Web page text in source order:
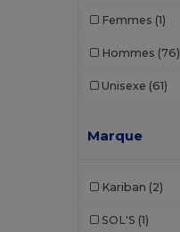
Femmes (1)
Hommes (76)
Unisexe (61)
Marque
Kariban (2)
SOL'S (1)